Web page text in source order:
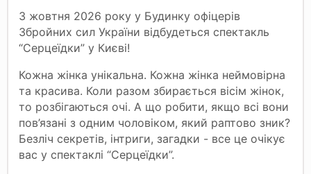
3 жовтня 2026 року у Будинку офіцерів
Збройних сил України відбудеться спектакль
“Серцеїдки” у Києві!
Кожна жінка унікальна. Кожна жінка неймовірна
та красива. Коли разом збирається вісім жінок,
то розбігаються очі. А що робити, якщо всі вони
пов’язані з одним чоловіком, який раптово зник?
Безліч секретів, інтриги, загадки - все це очікує
вас у спектаклі “Серцеїдки”.